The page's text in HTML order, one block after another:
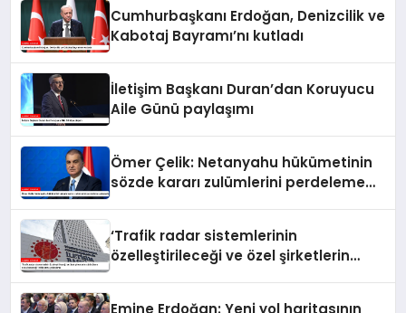
Cumhurbaşkanı Erdoğan, Denizcilik ve
Kabotaj Bayramı’nı kutladı
İletişim Başkanı Duran’dan Koruyucu
Aile Günü paylaşımı
Ömer Çelik: Netanyahu hükümetinin
sözde kararı zulümlerini perdeleme
‘Trafik radar sistemlerinin
özelleştirileceği ve özel şirketlerin